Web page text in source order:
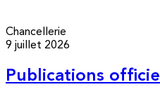
Chancellerie
9 juillet 2026
Publications